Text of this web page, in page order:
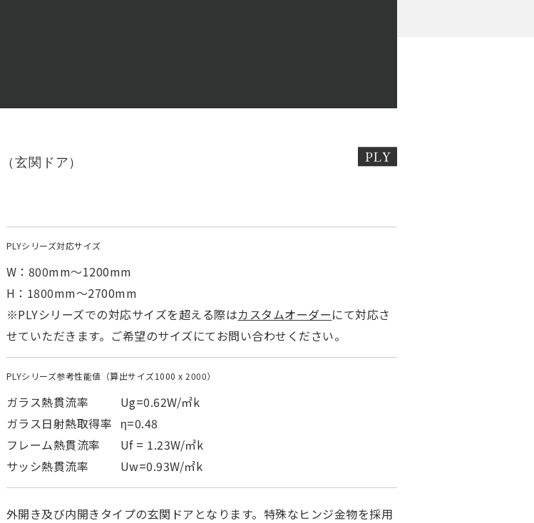
（⽞関ドア）
PLYシリーズ対応サイズ
W：800mm〜1200mm
H：1800mm〜2700mm
※PLYシリーズでの対応サイズを超える際はカスタムオーダーにて対応さ
せていただきます。ご希望のサイズにてお問い合わせください。
PLYシリーズ参考性能値（算出サイズ1000 x 2000）
ガラス熱貫流率
Ug=0.62W/㎡k
ガラス日射熱取得率 η=0.48
フレーム熱貫流率
Uf = 1.23W/㎡k
サッシ熱貫流率
Uw=0.93W/㎡k
外開き及び内開きタイプの玄関ドアとなります。特殊なヒンジ金物を採用